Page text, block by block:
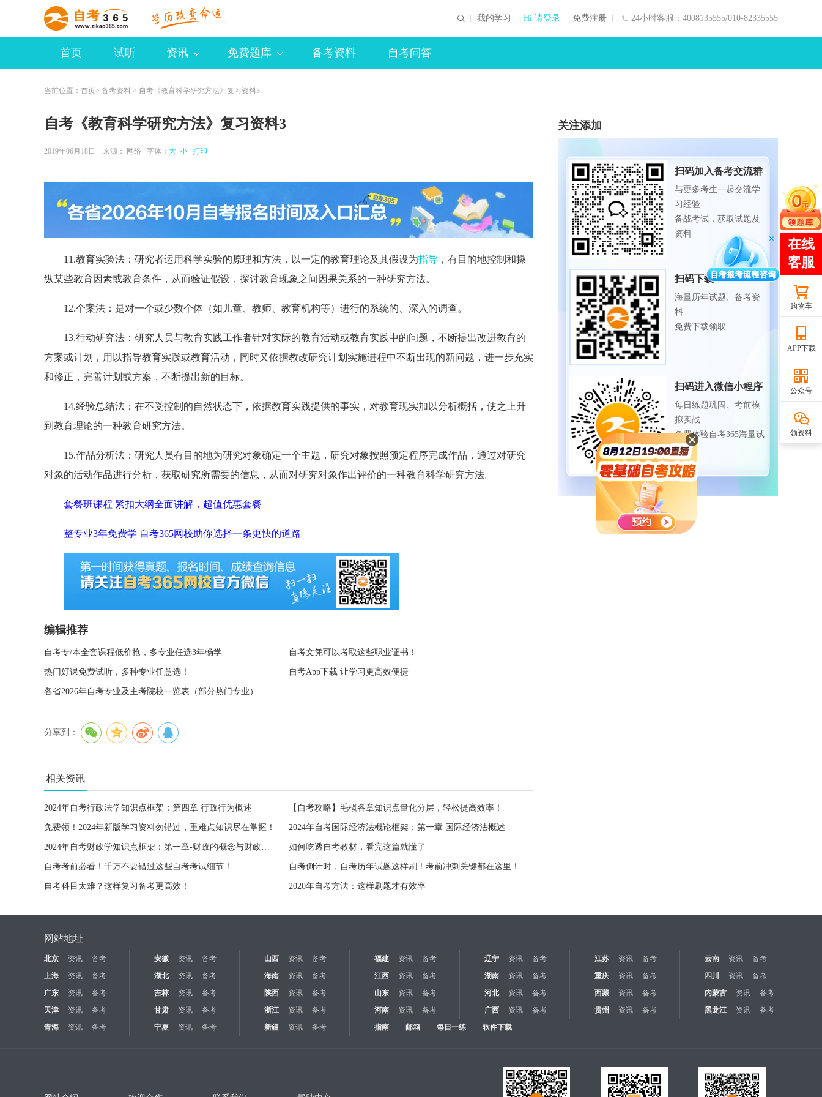
24小时客服：4008135555/010-82335555
我的学习 Hi 请登录 免费注册
首页 试听 资讯 免费题库 备考资料 自考问答
当前位置： 首页> 备考资料 > 自考《教育科学研究方法》复习资料3
自考《教育科学研究方法》复习资料3
2019年06月18日 来源： 网络 字体： 大 小 打印
11.教育实验法：研究者运用科学实验的原理和方法，以一定的教育理论及其假设为指导 ，有目的地控制和操
纵某些教育因素或教育条件，从而验证假设，探讨教育现象之间因果关系的一种研究方法。
12.个案法：是对一个或少数个体（如儿童、教师、教育机构等）进行的系统的、深入的调查。
13.行动研究法：研究人员与教育实践工作者针对实际的教育活动或教育实践中的问题，不断提出改进教育的
方案或计划，用以指导教育实践或教育活动，同时又依据教改研究计划实施进程中不断出现的新问题，进一步充实
和修正，完善计划或方案，不断提出新的目标。
14.经验总结法：在不受控制的自然状态下，依据教育实践提供的事实，对教育现实加以分析概括，使之上升
到教育理论的一种教育研究方法。
15.作品分析法：研究人员有目的地为研究对象确定一个主题，研究对象按照预定程序完成作品，通过对研究
对象的活动作品进行分析，获取研究所需要的信息，从而对研究对象作出评价的一种教育科学研究方法。
套餐班课程 紧扣大纲全面讲解，超值优惠套餐
整专业3年免费学 自考365网校助你选择一条更快的道路
编辑推荐
自考专/本全套课程低价抢，多专业任选3年畅学 自考文凭可以考取这些职业证书！
热门好课免费试听，多种专业任意选！ 自考App下载 让学习更高效便捷
各省2026年自考专业及主考院校一览表（部分热门专业）
分享到：
相关资讯
2024年自考行政法学知识点框架：第四章 行政行为概述 【自考攻略】毛概各章知识点量化分层，轻松提高效率！
免费领！2024年新版学习资料勿错过，重难点知识尽在掌握！ 2024年自考国际经济法概论框架：第一章 国际经济法概述
2024年自考财政学知识点框架：第一章-财政的概念与财政的职能 如何吃透自考教材，看完这篇就懂了
自考考前必看！千万不要错过这些自考考试细节！ 自考倒计时，自考历年试题这样刷！考前冲刺关键都在这里！
自考科目太难？这样复习备考更高效！ 2020年自考方法：这样刷题才有效率
关注添加
扫码加入备考交流群
与更多考生一起交流学
习经验
备战考试，获取试题及
资料
扫码下载APP
海量历年试题、备考资
料
免费下载领取
扫码进入微信小程序
每日练题巩固、考前模
拟实战
免费体验自考365海量试
题
购物车
APP下载
公众号
领资料
网站地址
北京 资讯 备考 安徽 资讯 备考 山西 资讯 备考 福建 资讯 备考 辽宁 资讯 备考 江苏 资讯 备考 云南 资讯
备考
上海
资讯 备考 湖北 资讯 备考 海南 资讯 备考 江西 资讯 备考 湖南 资讯 备考 重庆 资讯 备考 四川 资讯
备考
广东
资讯 备考 吉林 资讯 备考 陕西 资讯 备考 山东 资讯 备考 河北 资讯 备考 西藏 资讯 备考 内蒙古 资讯
备考
天津
资讯 备考 甘肃 资讯 备考 浙江 资讯 备考 河南 资讯 备考 广西 资讯 备考 贵州 资讯 备考 黑龙江 资讯
备考
青海
资讯 备考 宁夏 资讯 备考 新疆 资讯 备考 指南 邮箱 每日一练 软件下载